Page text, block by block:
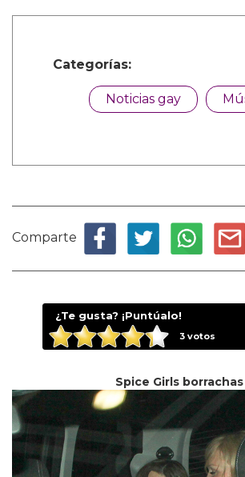
Categorías:
Noticias gay
Comparte
¿Te gusta? ¡Puntúalo!
3votos
Spice Girls borrachas